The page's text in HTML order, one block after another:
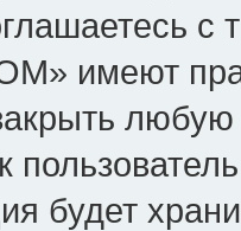
имеют
будет